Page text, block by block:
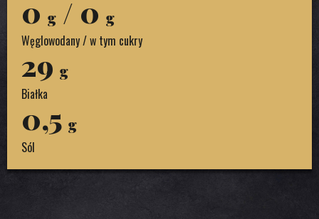
0 g / 0 g
Węglowodany / w tym cukry
29 g
Białka
0,5 g
Sól